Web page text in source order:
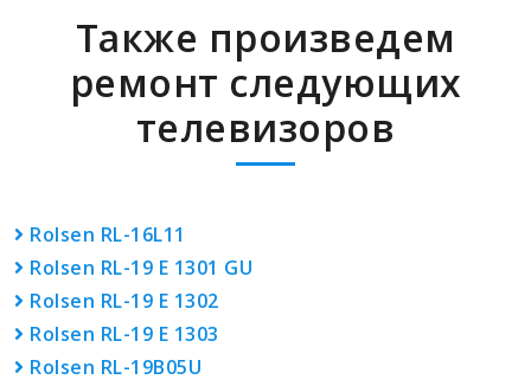
Также произведем
ремонт следующих
телевизоров
Rolsen RL-16L11
Rolsen RL-19 E 1301 GU
Rolsen RL-19 E 1302
Rolsen RL-19 E 1303
Rolsen RL-19B05U